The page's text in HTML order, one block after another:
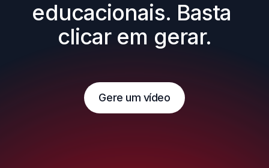
educacionais. Basta
clicar em gerar.
Gere um vídeo